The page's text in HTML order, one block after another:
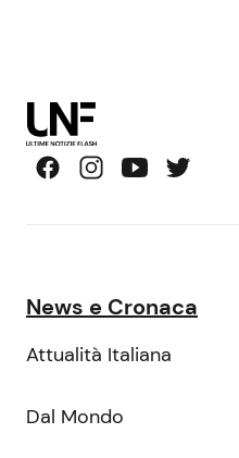
News e Cronaca
Attualità Italiana
Dal Mondo